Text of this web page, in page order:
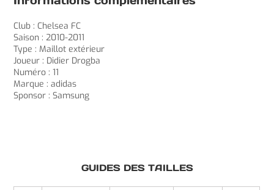
Club : Chelsea FC
Saison : 2010-2011
Type : Maillot extérieur
Joueur : Didier Drogba
Numéro : 11
Marque : adidas
Sponsor : Samsung
GUIDES DES TAILLES